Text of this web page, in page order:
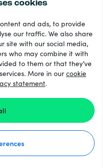
cookies
and ads, to provide
our traffic. We also share
site with our social media,
who may combine it with
to them or that they’ve
More in ourcookie
statement.